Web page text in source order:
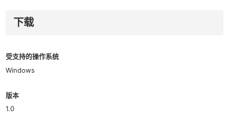
下载
受支持的操作系统
Windows
版本
1.0